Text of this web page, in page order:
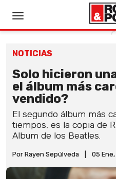
NOTICIAS
Solo hicieron
el álbum más
vendido?
El segundo álbum más
tiempos, es la copia de
Album de los Beatles.
Por Rayen Sepúlveda 05